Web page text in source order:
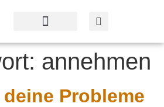
annehmen
Probleme